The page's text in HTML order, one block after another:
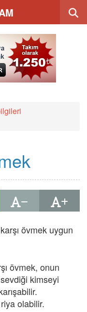
övmek uygun
övmek, onun
kimseyi
olabilir.